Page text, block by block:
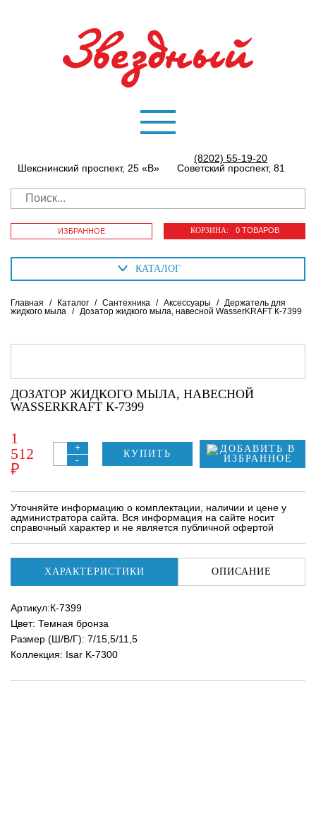
Шекснинский проспект, 25 «В»
(8202) 55-19-20
Советский проспект, 81
ИЗБРАННОЕ КОРЗИНА: 0 ТОВАРОВ
КАТАЛОГ
Главная / Каталог / Сантехника / Аксессуары / Держатель для
жидкого мыла / Дозатор жидкого мыла, навесной WasserKRAFT К-7399
ДОЗАТОР ЖИДКОГО МЫЛА, НАВЕСНОЙ
WASSERKRAFT К-7399
1
512
₽
+
-
КУПИТЬ
Уточняйте информацию о комплектации, наличии и цене у
администратора сайта. Вся информация на сайте носит
справочный характер и не является публичной офертой
ХАРАКТЕРИСТИКИ ОПИСАНИЕ
Артикул:К-7399
Цвет: Темная бронза
Размер (Ш/В/Г): 7/15,5/11,5
Коллекция: Isar K-7300